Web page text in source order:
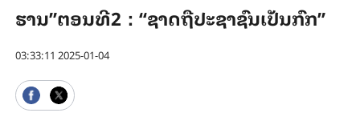
ຮານ”ຕອນ​ທີ2：“ຊາດຖືປະຊາຊົນເປັນກົກ”
03:33:11 2025-01-04